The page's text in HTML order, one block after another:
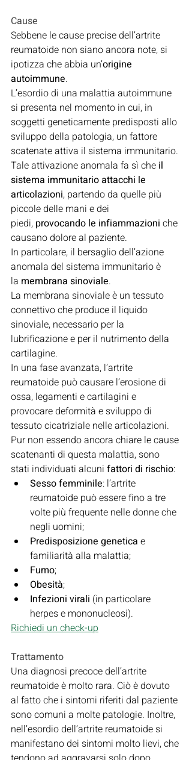
Cause
Sebbene le cause precise dell’artrite
reumatoide non siano ancora note, si
ipotizza che abbia un’origine
autoimmune.
L’esordio di una malattia autoimmune
si presenta nel momento in cui, in
soggetti geneticamente predisposti allo
sviluppo della patologia, un fattore
scatenate attiva il sistema immunitario.
Tale attivazione anomala fa sì che il
sistema immunitario attacchi le
articolazioni, partendo da quelle più
piccole delle mani e dei
piedi, provocando le infiammazioni che
causano dolore al paziente.
In particolare, il bersaglio dell’azione
anomala del sistema immunitario è
la membrana sinoviale.
La membrana sinoviale è un tessuto
connettivo che produce il liquido
sinoviale, necessario per la
lubrificazione e per il nutrimento della
cartilagine.
In una fase avanzata, l’artrite
reumatoide può causare l’erosione di
ossa, legamenti e cartilagini e
provocare deformità e sviluppo di
tessuto cicatriziale nelle articolazioni.
Pur non essendo ancora chiare le cause
scatenanti di questa malattia, sono
stati individuati alcuni fattori di rischio:
Sesso femminile: l’artrite
reumatoide può essere fino a tre
volte più frequente nelle donne che
negli uomini;
Predisposizione genetica e
familiarità alla malattia;
Fumo;
Obesità;
Infezioni virali (in particolare
herpes e mononucleosi).
Richiedi un check-up
Trattamento
Una diagnosi precoce dell’artrite
reumatoide è molto rara. Ciò è dovuto
al fatto che i sintomi riferiti dal paziente
sono comuni a molte patologie. Inoltre,
nell’esordio dell’artrite reumatoide si
manifestano dei sintomi molto lievi, che